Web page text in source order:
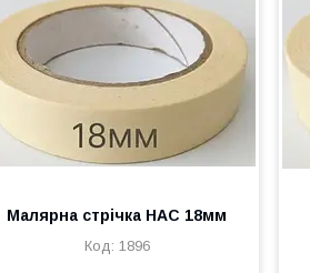
Малярна стрічка НАС 18мм
1896